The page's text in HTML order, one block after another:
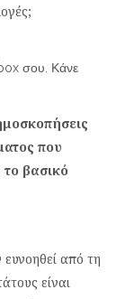
σου. Κάνε
που
το βασικό
από τη
είναι